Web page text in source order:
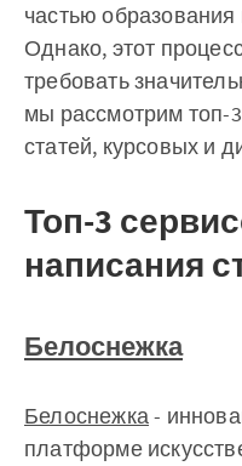
частью
Однако, этот
требовать
мы рассмотрим топ-
статей, курсовых и
Топ-3
написания
Белоснежка
Белоснежка-
платформе